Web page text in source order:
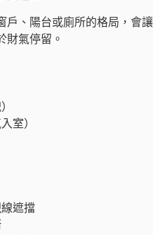
戶、陽台或廁所的格局，會讓
財氣停留。
室）
遮擋